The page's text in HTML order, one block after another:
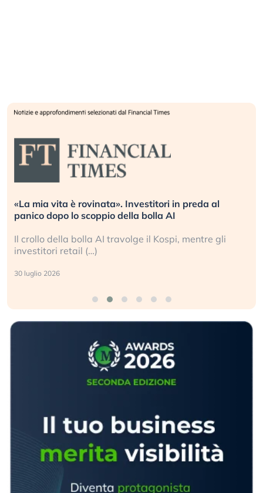
«La mia vita è rovinata». Investitori in preda al
panico dopo lo scoppio della bolla AI
Il crollo della bolla AI travolge il Kospi, mentre gli
investitori retail (…)
30 luglio 2026